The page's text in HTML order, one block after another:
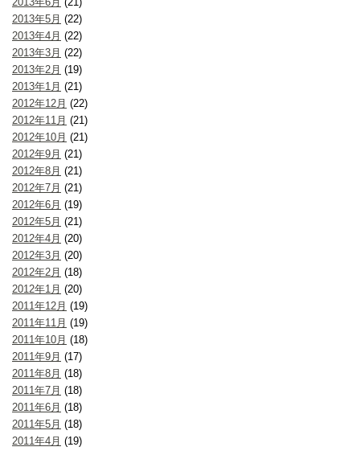
2013年5月 (22)
2013年4月 (22)
2013年3月 (22)
2013年2月 (19)
2013年1月 (21)
2012年12月 (22)
2012年11月 (21)
2012年10月 (21)
2012年9月 (21)
2012年8月 (21)
2012年7月 (21)
2012年6月 (19)
2012年5月 (21)
2012年4月 (20)
2012年3月 (20)
2012年2月 (18)
2012年1月 (20)
2011年12月 (19)
2011年11月 (19)
2011年10月 (18)
2011年9月 (17)
2011年8月 (18)
2011年7月 (18)
2011年6月 (18)
2011年5月 (18)
2011年4月 (19)